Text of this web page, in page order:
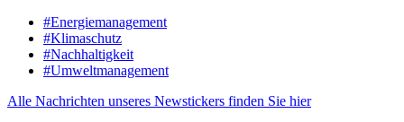
#Energiemanagement
#Klimaschutz
#Nachhaltigkeit
#Umweltmanagement
Alle Nachrichten unseres Newstickers finden Sie hier